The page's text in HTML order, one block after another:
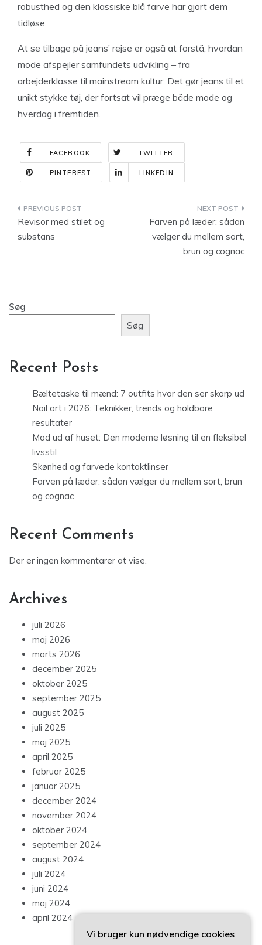
robusthed og den klassiske blå farve har gjort dem
tidløse.
At se tilbage på jeans’ rejse er også at forstå, hvordan
mode afspejler samfundets udvikling – fra
arbejderklasse til mainstream kultur. Det gør jeans til et
unikt stykke tøj, der fortsat vil præge både mode og
hverdag i fremtiden.
FACEBOOK TWITTER
PINTEREST LINKEDIN
Indlægsnavigation
Revisor med stilet og
substans
Farven på læder: sådan
vælger du mellem sort,
brun og cognac
Søg
Søg
Recent Posts
Bæltetaske til mænd: 7 outfits hvor den ser skarp ud
Nail art i 2026: Teknikker, trends og holdbare
resultater
Mad ud af huset: Den moderne løsning til en fleksibel
livsstil
Skønhed og farvede kontaktlinser
Farven på læder: sådan vælger du mellem sort, brun
og cognac
Recent Comments
Der er ingen kommentarer at vise.
Archives
juli 2026
maj 2026
marts 2026
december 2025
oktober 2025
september 2025
august 2025
juli 2025
maj 2025
april 2025
februar 2025
januar 2025
december 2024
november 2024
oktober 2024
september 2024
august 2024
juli 2024
juni 2024
maj 2024
april 2024
Vi bruger kun nødvendige cookies